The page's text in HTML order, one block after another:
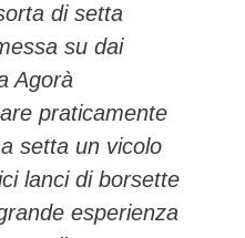
di setta
su dai
Agorà
praticamente
setta un vicolo
lanci di borsette
esperienza